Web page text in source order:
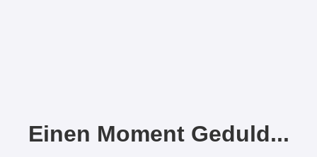
Einen Moment Geduld...